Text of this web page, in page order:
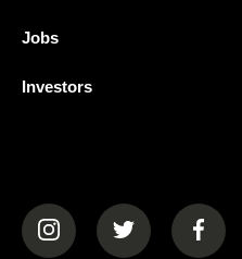
Jobs
Investors
(opens in a new tab)
(opens in a